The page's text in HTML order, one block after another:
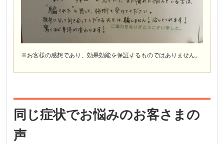
※お客様の感想であり、効果効能を保証するものではありません。
同じ症状でお悩みのお客さまの
声